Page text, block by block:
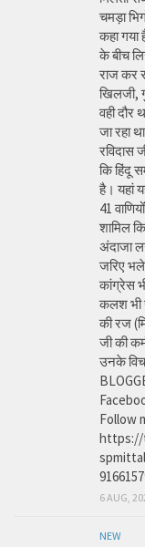
चमड़ा
कहा गया
के बीच
राज कर
खिलजी,
वही दौर
जा रहा
रविदास
कि हिंदू
है। यहां
41
शामिल
अंदाजा
जरिए भले
कांग्रेस
कलश भी
की रज
जी की
उनके
Follow
https://
6 AUG,
NEW